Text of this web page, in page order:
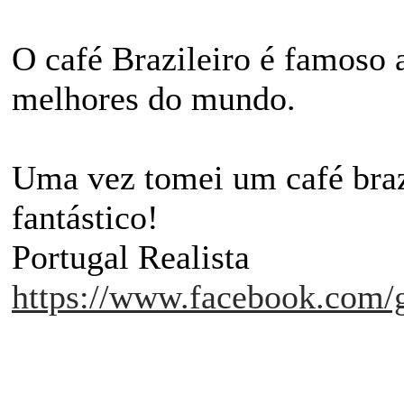
O café Brazileiro é famoso
melhores do mundo.
Uma vez tomei um café
fantástico!
Portugal Realista
https://